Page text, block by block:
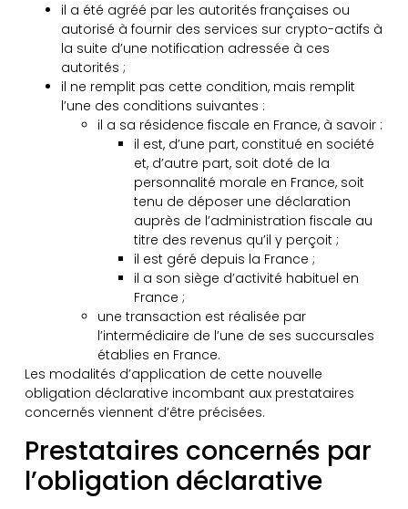
il a été agréé par les autorités françaises ou
autorisé à fournir des services sur crypto-actifs à
la suite d’une notification adressée à ces
autorités ;
il ne remplit pas cette condition, mais remplit
l’une des conditions suivantes :
il a sa résidence fiscale en France, à savoir :
il est, d’une part, constitué en société
et, d’autre part, soit doté de la
personnalité morale en France, soit
tenu de déposer une déclaration
auprès de l’administration fiscale au
titre des revenus qu’il y perçoit ;
il est géré depuis la France ;
il a son siège d’activité habituel en
France ;
une transaction est réalisée par
l’intermédiaire de l’une de ses succursales
établies en France.
Les modalités d’application de cette nouvelle
obligation déclarative incombant aux prestataires
concernés viennent d’être précisées.
Prestataires concernés par
l’obligation déclarative